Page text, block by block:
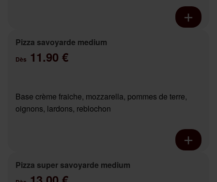
Pizza savoyarde medium
Dès 11.90 €
Base crème fraiche, mozzarella, pommes de terre,
oignons, lardons, reblochon
Pizza super savoyarde medium